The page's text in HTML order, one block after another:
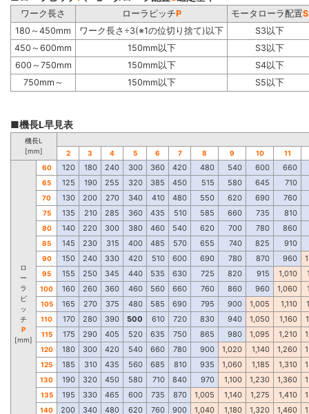
ワーク長さ ローラピッチP モータローラ配置S
180～450mm
ワーク長さ÷3(※1の位切り捨て)以下
S3以下
450～600mm
150mm以下
S3以下
600～750mm
150mm以下
S4以下
750mm～
150mm以下 S5以下
■機長L早見表
機長L
[mm]
2 3 4 5 6 7 8 9 10 11
ロ
ー
ラ
ピ
ッ
チ
P
[mm]
60 120 180 240 300 360 420 480 540 600 660
65 125 190 255 320 385 450 515 580 645 710
70 130 200 270 340 410 480 550 620 690 760
75 135 210 285 360 435 510 585 660 735 810
80 140 220 300 380 460 540 620 700 780 860
85 145 230 315 400 485 570 655 740 825 910
90 150 240 330 420 510 600 690 780 870 960
95 155 250 345 440 535 630 725 820 915 1,010
100 160 260 360 460 560 660 760 860 960 1,060
105 165 270 375 480 585 690 795 900 1,005 1,110
110 170 280 390 500 610 720 830 940 1,050 1,160
115 175 290 405 520 635 750 865 980 1,095 1,210
120 180 300 420 540 660 780 900 1,020 1,140 1,260
125 185 310 435 560 685 810 935 1,060 1,185 1,310
130 190 320 450 580 710 840 970 1,100 1,230 1,360
135 195 330 465 600 735 870 1,005 1,140 1,275 1,410
140 200 340 480 620 760 900 1,040 1,180 1,320 1,460